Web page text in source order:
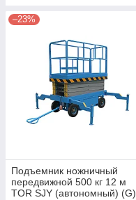
–23%
Подъемник ножничный
передвижной 500 кг 12 м
TOR SJY (автономный) (G)